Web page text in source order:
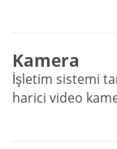
Kamera
İşletim sistemi
harici video